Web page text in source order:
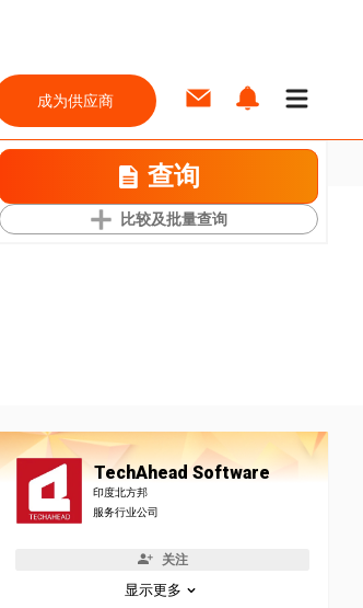
成为供应商
查询
比较及批量查询
TechAhead Software
印度北方邦
服务行业公司
关注
显示更多